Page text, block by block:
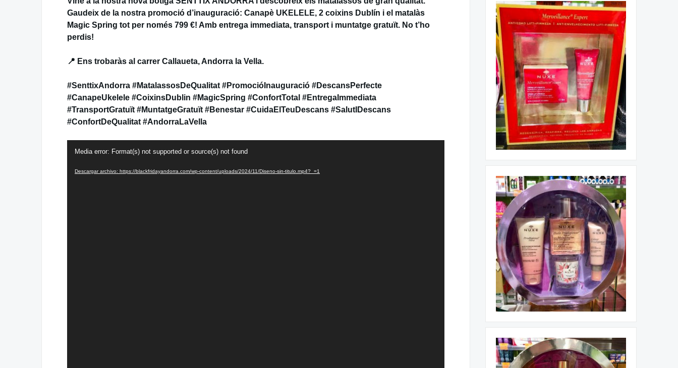
Gaudeix de la nostra promoció d’inauguració: Canapè UKELELE, 2 coixins Dublín i el matalàs
Magic Spring tot per només 799 €! Amb entrega immediata, transport i muntatge gratuït. No t’ho
perdis!
📍 Ens trobaràs al carrer Callaueta, Andorra la Vella.
#SenttixAndorra #MatalassosDeQualitat #PromocióInauguració #DescansPerfecte
#CanapeUkelele #CoixinsDublin #MagicSpring #ConfortTotal #EntregaImmediata
#TransportGratuït #MuntatgeGratuït #Benestar #CuidaElTeuDescans #SalutIDescans
#ConfortDeQualitat #AndorraLaVella
vídeo
Media error: Format(s) not supported or source(s) not found
Descargar archivo: https://blackfridayandorra.com/wp-content/uploads/2024/11/Diseno-sin-titulo.mp4?_=1